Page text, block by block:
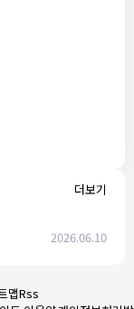
더보기
2026.06.10
맵Rss